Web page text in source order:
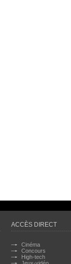
ACCÈS DIRECT
Cinéma
Concours
High-tech